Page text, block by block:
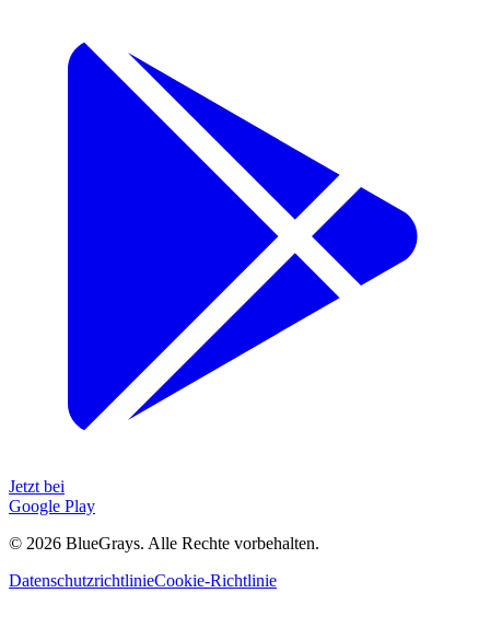
Jetzt bei
Google Play
© 2026 BlueGrays. Alle Rechte vorbehalten.
DatenschutzrichtlinieCookie-Richtlinie